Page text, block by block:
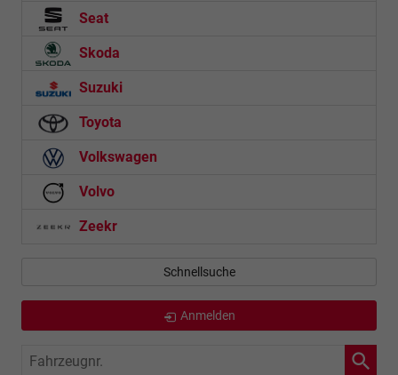
Seat
Skoda
Suzuki
Toyota
Volkswagen
Volvo
Zeekr
Schnellsuche
Anmelden
Fahrzeugnr.